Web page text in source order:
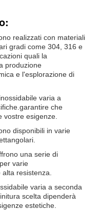
realizzati con materiali
gradi come 304, 316 e
quali la
produzione
e l'esplorazione di
varia a
che
vostre esigenze.
disponibili in varie
una serie di
varie
resistenza.
varia a seconda
scelta dipenderà
estetiche.